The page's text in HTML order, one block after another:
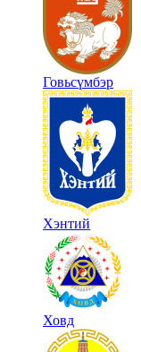
Говьсүмбэр
Хэнтий
Ховд